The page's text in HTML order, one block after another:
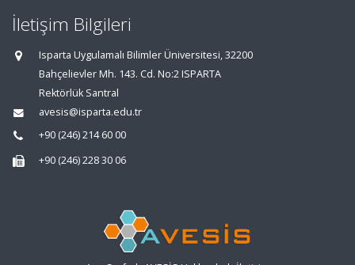
İletişim Bilgileri
Isparta Uygulamalı Bilimler Üniversitesi, 32200
Bahçelievler Mh. 143. Cd. No:2 ISPARTA
Rektörlük Santral
avesis@isparta.edu.tr
+90 (246) 214 60 00
+90 (246) 228 30 06